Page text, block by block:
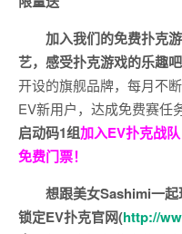
加入我们的免费扑克
艺，感受扑克游戏的乐趣吧
开设的旗舰品牌，每月不
EV新用户，达成免费赛
启动码1组加入EV扑克战队
免费门票！
想跟美女Sashimi一起
锁定EV扑克官网(http://